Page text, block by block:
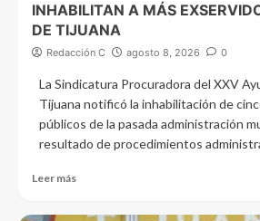
INHABILITAN A MÁS
DE TIJUANA
Redacción C agosto 8, 2026 0
La Sindicatura Procuradora del XXV
Tijuana notificó la inhabilitación de
públicos de la pasada administración
resultado de procedimientos
Leer más